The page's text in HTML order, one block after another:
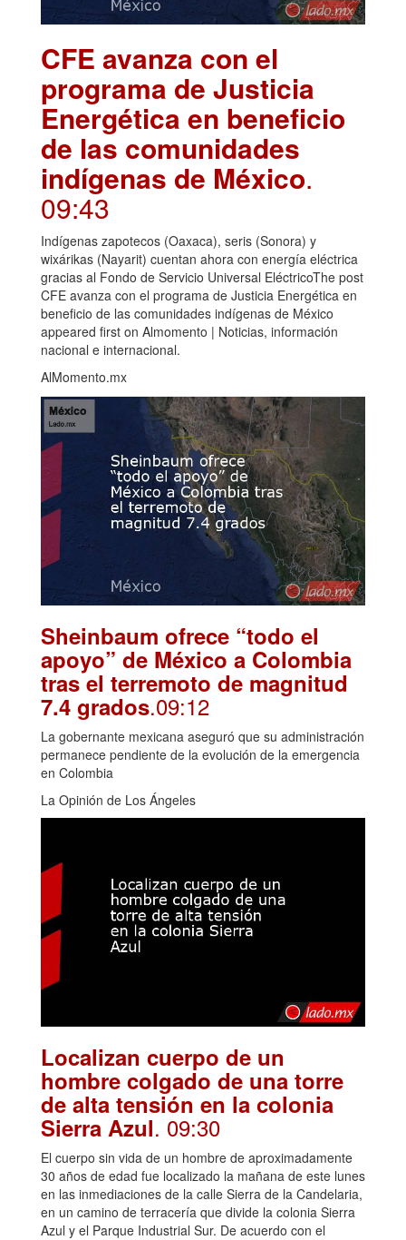
CFE avanza con el
programa de Justicia
Energética en beneficio
de las comunidades
indígenas de México.
09:43
Indígenas zapotecos (Oaxaca), seris (Sonora) y
wixárikas (Nayarit) cuentan ahora con energía eléctrica
gracias al Fondo de Servicio Universal EléctricoThe post
CFE avanza con el programa de Justicia Energética en
beneficio de las comunidades indígenas de México
appeared first on Almomento | Noticias, información
nacional e internacional.
AlMomento.mx
Sheinbaum ofrece “todo el
apoyo” de México a Colombia
tras el terremoto de magnitud
7.4 grados.09:12
La gobernante mexicana aseguró que su administración
permanece pendiente de la evolución de la emergencia
en Colombia
La Opinión de Los Ángeles
Localizan cuerpo de un
hombre colgado de una torre
de alta tensión en la colonia
Sierra Azul. 09:30
El cuerpo sin vida de un hombre de aproximadamente
30 años de edad fue localizado la mañana de este lunes
en las inmediaciones de la calle Sierra de la Candelaria,
en un camino de terracería que divide la colonia Sierra
Azul y el Parque Industrial Sur. De acuerdo con el